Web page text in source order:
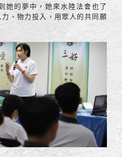
她的夢中，她來水陸法會也了
、物力投入，用眾人的共同願